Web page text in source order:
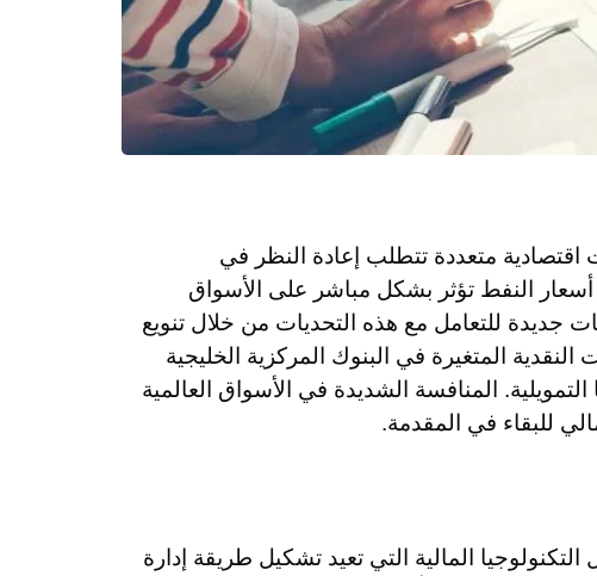
الخليجية في عام 2025 تحديات اقتصادية متعددة تتطلب إعادة النظر في
أسعار النفط تؤثر بشكل مباشر على الأسواق
جديدة للتعامل مع هذه التحديات من خلال تنويع
المتغيرة في البنوك المركزية الخليجية
المنافسة الشديدة في الأسواق العالمية
للبقاء في المقدمة.
المالية التي تعيد تشكيل طريقة إدارة